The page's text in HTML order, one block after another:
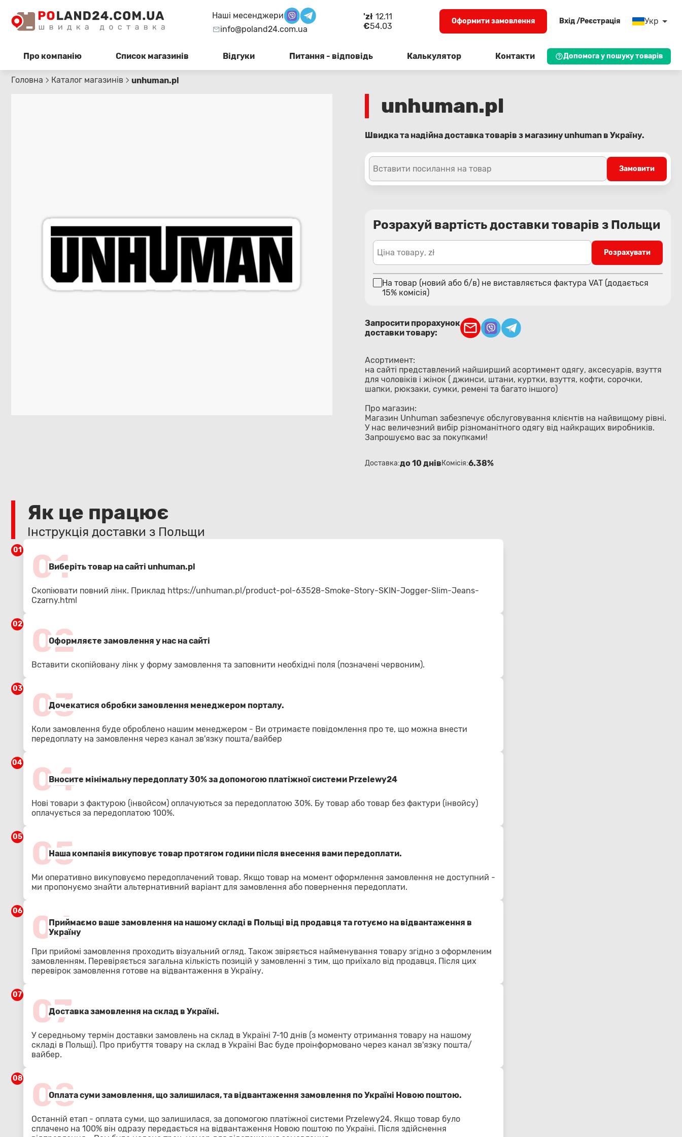
Наші месенджери
info@poland24.com.ua
'zł 12.11
€54.03
Оформити замовлення Вхід /Реєстрація Укр
Про компанію Список магазинів Відгуки Питання - відповідь Калькулятор Контакти Допомога у пошуку товарів
Головна Каталог магазинів unhuman.pl
unhuman.pl
Швидка та надійна доставка товарів з магазину unhuman в Україну.
Вставити посилання на товар Замовити
Розрахуй вартість доставки товарів з Польщи
Ціна товару, zł Розрахувати
На товар (новий або б/в) не виставляється фактура VAT (додається
15% комісія)
Запросити прорахунок
доставки товару:
Асортимент:
на сайті представлений найширший асортимент одягу, аксесуарів, взуття
для чоловіків і жінок ( джинси, штани, куртки, взуття, кофти, сорочки,
шапки, рюкзаки, сумки, ремені та багато іншого)
Про магазин:
Магазин Unhuman забезпечує обслуговування клієнтів на найвищому рівні.
У нас величезний вибір різноманітного одягу від найкращих виробників.
Запрошуємо вас за покупками!
Доставка:до 10 днівКомісія:6.38%
Як це працює
Інструкція доставки з Польщи
01 01
Виберіть товар на сайті unhuman.pl
Скопіювати повний лінк. Приклад https://unhuman.pl/product-pol-63528-Smoke-Story-SKIN-Jogger-Slim-Jeans-
Czarny.html
02 02
Оформляєте замовлення у нас на сайті
Вставити скопійовану лінк у форму замовлення та заповнити необхідні поля (позначені червоним).
03 03
Дочекатися обробки замовлення менеджером порталу.
Коли замовлення буде оброблено нашим менеджером - Ви отримаєте повідомлення про те, що можна внести
передоплату на замовлення через канал зв'язку пошта/вайбер
04 04
Вносите мінімальну передоплату 30% за допомогою платіжної системи Przelewy24
Нові товари з фактурою (інвойсом) оплачуються за передоплатою 30%. Бу товар або товар без фактури (інвойсу)
оплачується за передоплатою 100%.
05 05
Наша компанія викуповує товар протягом години після внесення вами передоплати.
Ми оперативно викуповуємо передоплачений товар. Якщо товар на момент оформлення замовлення не доступний -
ми пропонуємо знайти альтернативний варіант для замовлення або повернення передоплати.
06 06
Приймаємо ваше замовлення на нашому складі в Польщі від продавця та готуємо на відвантаження в
Україну
При прийомі замовлення проходить візуальний огляд. Також звіряється найменування товару згідно з оформленим
замовленням. Перевіряється загальна кількість позицій у замовленні з тим, що приїхало від продавця. Після цих
перевірок замовлення готове на відвантаження в Україну.
07 07
Доставка замовлення на склад в Україні.
У середньому термін доставки замовлень на склад в Україні 7-10 днів (з моменту отримання товару на нашому
складі в Польщі). Про прибуття товару на склад в Україні Вас буде проінформовано через канал зв'язку пошта/
вайбер.
08 08
Оплата суми замовлення, що залишилася, та відвантаження замовлення по Україні Новою поштою.
Останній етап - оплата суми, що залишилася, за допомогою платіжної системи Przelewy24. Якщо товар було
сплачено на 100% він одразу передається на відвантаження Новою поштою по Україні. Після здійснення